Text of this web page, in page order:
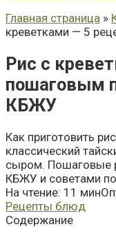
Главная страница »
креветками — 5
Рис с
пошаговым
КБЖУ
Как приготовить
классический
сыром. Пошаговые
КБЖУ и советами
На чтение: 11 мин
Рецепты блюд
Содержание